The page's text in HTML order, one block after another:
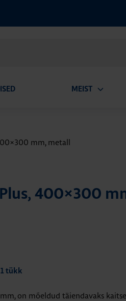
MEIST
mm, metall
400×300
tükk
on mõeldud täiendavaks